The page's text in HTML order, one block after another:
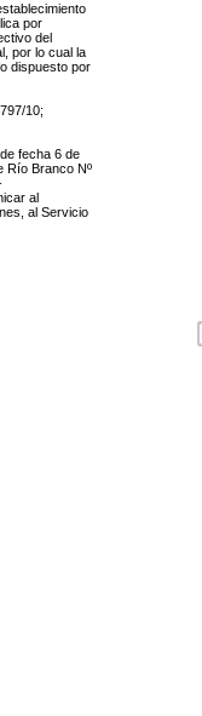
por
del
por lo cual la
dispuesto por
10;
fecha 6 de
Río Branco Nº
al
al Servicio